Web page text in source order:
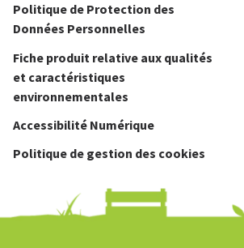
Politique de Protection des
Données Personnelles
Fiche produit relative aux qualités
et caractéristiques
environnementales
Accessibilité Numérique
Politique de gestion des cookies